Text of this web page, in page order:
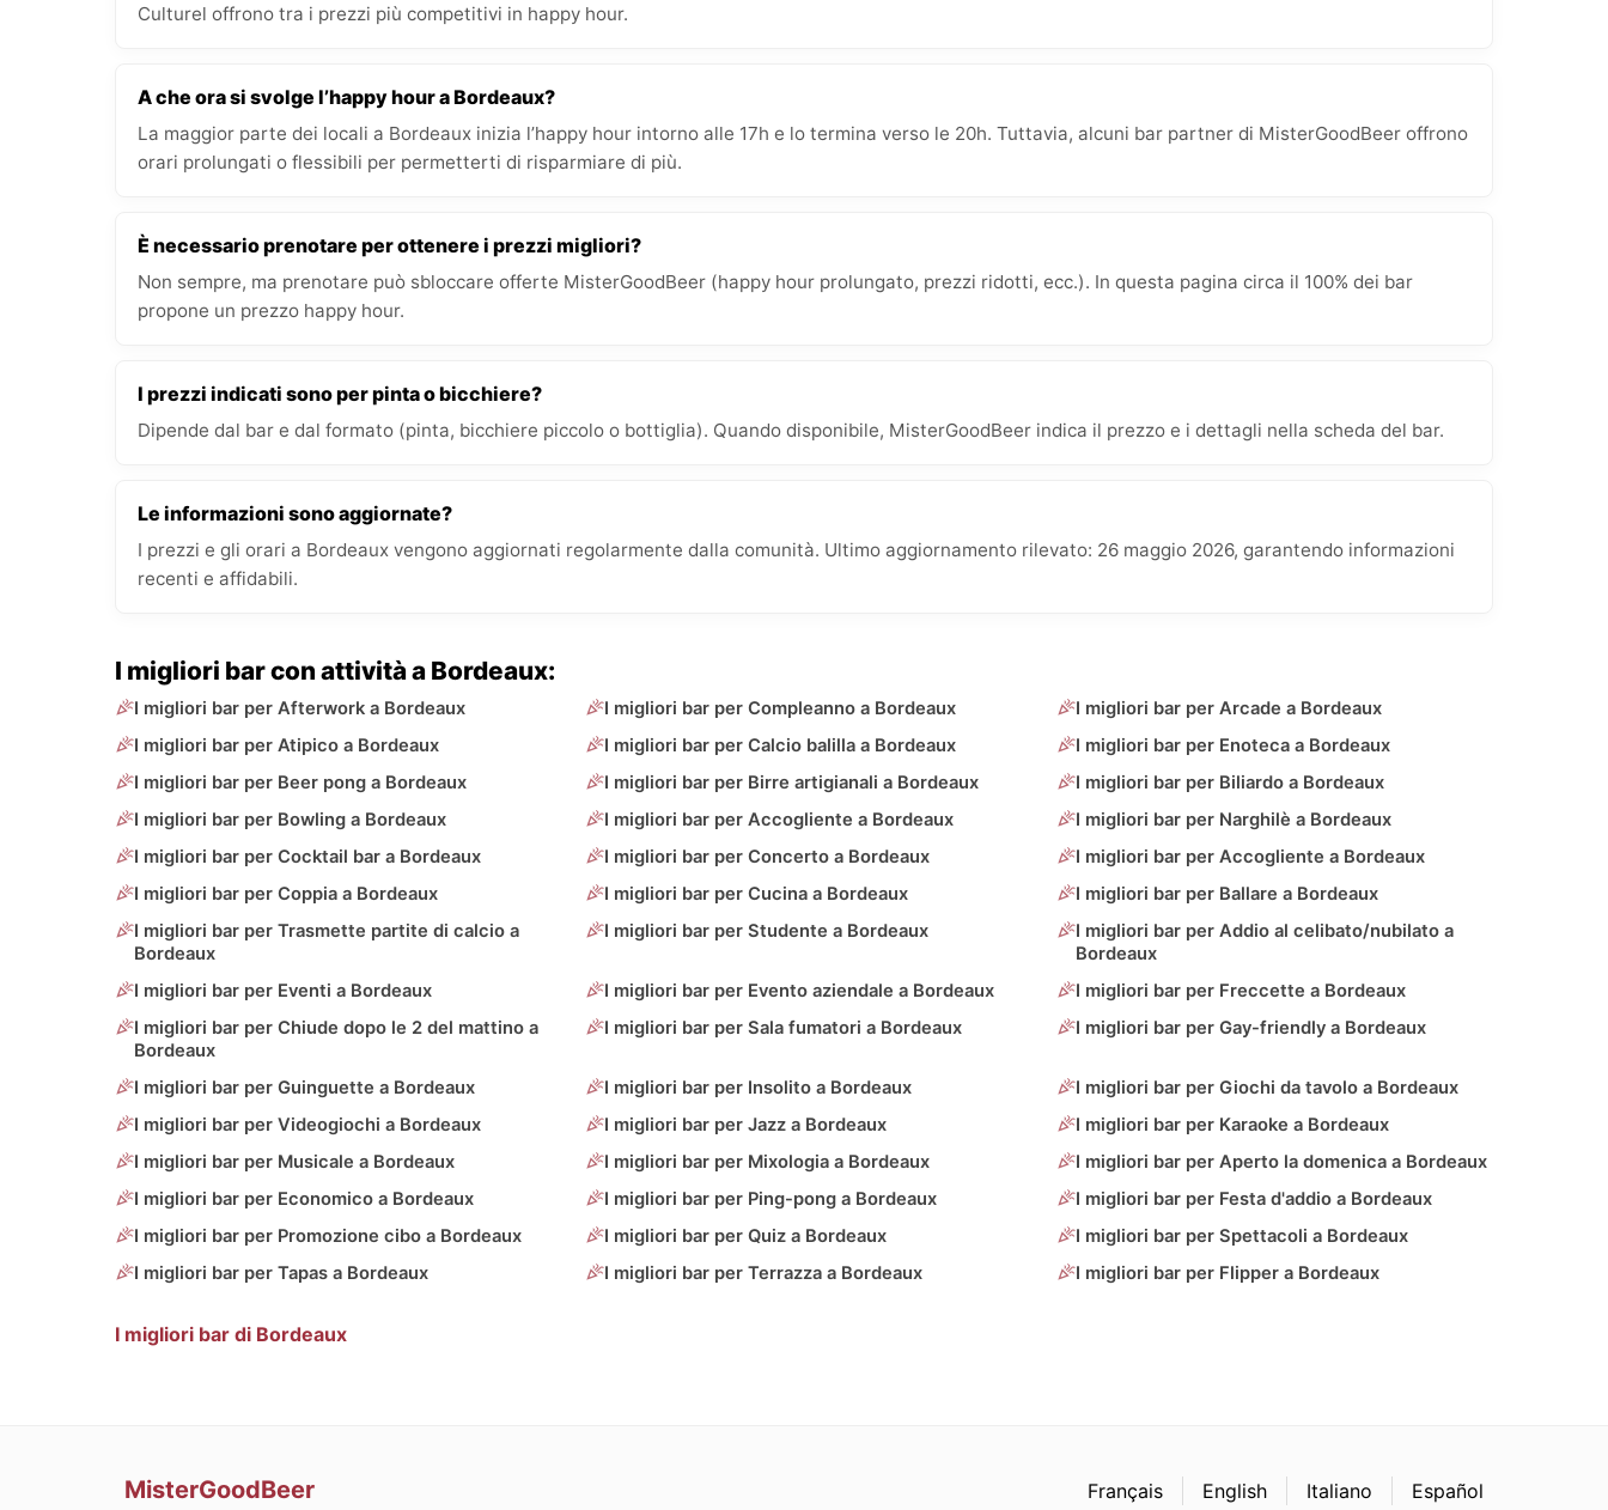
Culturel offrono tra i prezzi più competitivi in happy hour.
A che ora si svolge l’happy hour a Bordeaux?
La maggior parte dei locali a Bordeaux inizia l’happy hour intorno alle 17h e lo termina verso le 20h. Tuttavia, alcuni bar partner di MisterGoodBeer offrono
orari prolungati o flessibili per permetterti di risparmiare di più.
È necessario prenotare per ottenere i prezzi migliori?
Non sempre, ma prenotare può sbloccare offerte MisterGoodBeer (happy hour prolungato, prezzi ridotti, ecc.). In questa pagina circa il 100% dei bar
propone un prezzo happy hour.
I prezzi indicati sono per pinta o bicchiere?
Dipende dal bar e dal formato (pinta, bicchiere piccolo o bottiglia). Quando disponibile, MisterGoodBeer indica il prezzo e i dettagli nella scheda del bar.
Le informazioni sono aggiornate?
I prezzi e gli orari a Bordeaux vengono aggiornati regolarmente dalla comunità. Ultimo aggiornamento rilevato: 26 maggio 2026, garantendo informazioni
recenti e affidabili.
I migliori bar con attività a Bordeaux:
I migliori bar per Afterwork a Bordeaux I migliori bar per Compleanno a Bordeaux
I migliori bar per Arcade a Bordeaux
I migliori bar per Atipico a Bordeaux
I migliori bar per Calcio balilla a Bordeaux
I migliori bar per Enoteca a Bordeaux
I migliori bar per Beer pong a Bordeaux
I migliori bar per Birre artigianali a Bordeaux
I migliori bar per Biliardo a Bordeaux
I migliori bar per Bowling a Bordeaux
I migliori bar per Accogliente a Bordeaux
I migliori bar per Narghilè a Bordeaux
I migliori bar per Cocktail bar a Bordeaux
I migliori bar per Concerto a Bordeaux
I migliori bar per Accogliente a Bordeaux
I migliori bar per Coppia a Bordeaux
I migliori bar per Cucina a Bordeaux
I migliori bar per Ballare a Bordeaux
I migliori bar per Trasmette partite di calcio a
Bordeaux
I migliori bar per Studente a Bordeaux
I migliori bar per Addio al celibato/nubilato a
Bordeaux
I migliori bar per Eventi a Bordeaux
I migliori bar per Evento aziendale a Bordeaux
I migliori bar per Freccette a Bordeaux
I migliori bar per Chiude dopo le 2 del mattino a
Bordeaux
I migliori bar per Sala fumatori a Bordeaux I migliori bar per Gay-friendly a Bordeaux
I migliori bar per Guinguette a Bordeaux I migliori bar per Insolito a Bordeaux
I migliori bar per Giochi da tavolo a Bordeaux
I migliori bar per Videogiochi a Bordeaux
I migliori bar per Jazz a Bordeaux
I migliori bar per Karaoke a Bordeaux
I migliori bar per Musicale a Bordeaux
I migliori bar per Mixologia a Bordeaux
I migliori bar per Aperto la domenica a Bordeaux
I migliori bar per Economico a Bordeaux
I migliori bar per Ping-pong a Bordeaux
I migliori bar per Festa d'addio a Bordeaux
I migliori bar per Promozione cibo a Bordeaux
I migliori bar per Quiz a Bordeaux
I migliori bar per Spettacoli a Bordeaux
I migliori bar per Tapas a Bordeaux
I migliori bar per Terrazza a Bordeaux I migliori bar per Flipper a Bordeaux
I migliori bar di Bordeaux
MisterGoodBeer Français English Italiano Español